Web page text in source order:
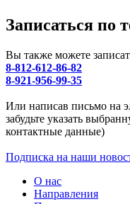
Записаться по
Вы также можете
8-812-612-86-82
8-921-956-99-35
Или написав письмо на
забудьте указать
контактные данные)
Подписка на наши
О нас
Направления